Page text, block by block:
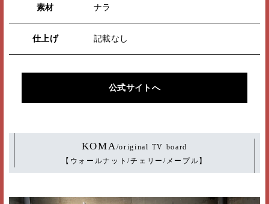
素材 ナラ
仕上げ 記載なし
公式サイトへ
KOMA/original TV board
【ウォールナット/チェリー/メープル】